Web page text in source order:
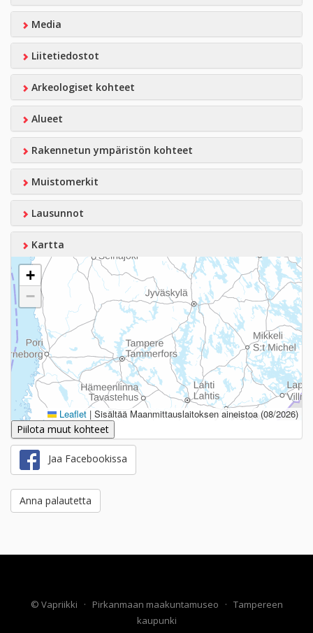
Media
Liitetiedostot
Arkeologiset kohteet
Alueet
Rakennetun ympäristön kohteet
Muistomerkit
Lausunnot
Kartta
+
−
Leaflet | Sisältää Maanmittauslaitoksen aineistoa (08/2026)
Piilota muut kohteet
Jaa Facebookissa
Anna palautetta
© Vapriikki · Pirkanmaan maakuntamuseo · Tampereen
kaupunki